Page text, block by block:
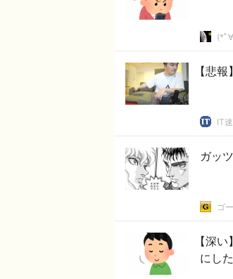
(*ﾟ
【悲
IT
ガッ
ゴ
【深
にし